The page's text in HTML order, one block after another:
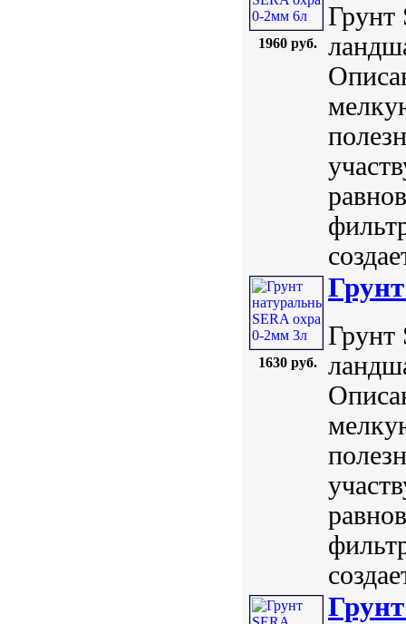
1960 руб.
Грунт
1630 руб.
Грунт